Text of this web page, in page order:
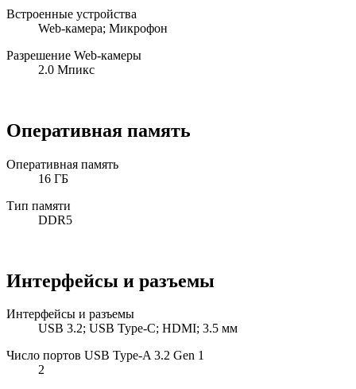
Встроенные устройства
Web-камера; Микрофон
Разрешение Web-камеры
2.0 Мпикс
Оперативная память
Оперативная память
16 ГБ
Тип памяти
DDR5
Интерфейсы и разъемы
Интерфейсы и разъемы
USB 3.2; USB Type-C; HDMI; 3.5 мм
Число портов USB Type-A 3.2 Gen 1
2